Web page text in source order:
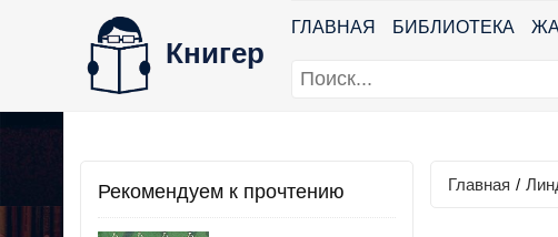
Книгер
ГЛАВНАЯ БИБЛИОТЕКА
Рекомендуем к прочтению Главная /